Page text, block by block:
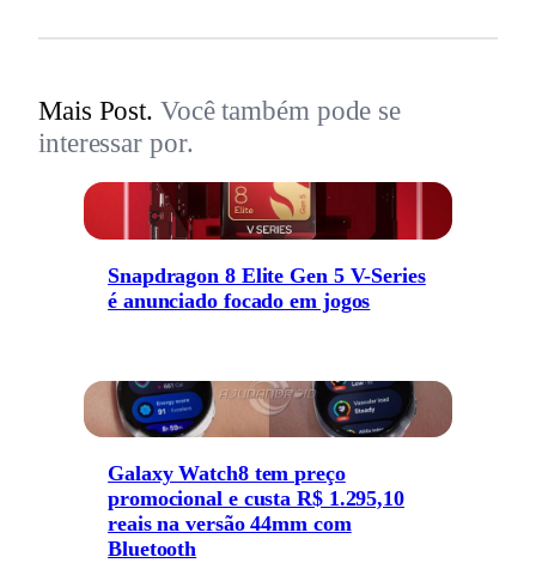
Mais Post. Você também pode se
interessar por.
Snapdragon 8 Elite Gen 5 V-Series
é anunciado focado em jogos
Galaxy Watch8 tem preço
promocional e custa R$ 1.295,10
reais na versão 44mm com
Bluetooth